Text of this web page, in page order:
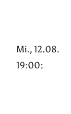
Mi., 12.08.
19:00: